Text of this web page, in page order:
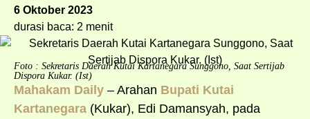
6 Oktober 2023
durasi baca: 2 menit
Foto : Sekretaris Daerah Kutai Kartanegara Sunggono, Saat Sertijab
Dispora Kukar. (Ist)
Mahakam Daily – Arahan Bupati Kutai
Kartanegara (Kukar), Edi Damansyah, pada